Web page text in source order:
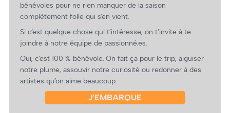
bénévoles pour ne rien manquer de la saison
complètement folle qui s’en vient.
Si c’est quelque chose qui t’intéresse, on t’invite à te
joindre à notre équipe de passionné.es.
Oui, c’est 100 % bénévole. On fait ça pour le trip, aiguiser
notre plume, assouvir notre curiosité ou redonner à des
artistes qu’on aime beaucoup.
J’EMBARQUE